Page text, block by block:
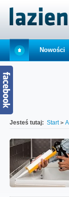
Nowości
Jesteś tutaj: Start